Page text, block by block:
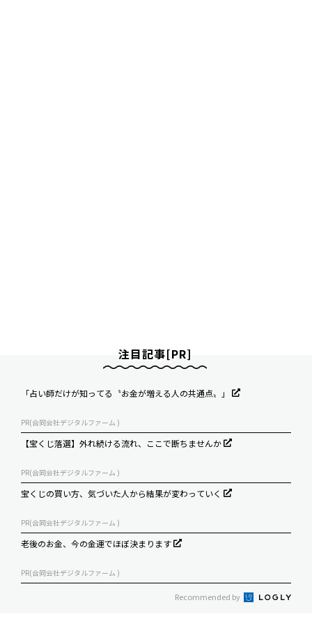
注目記事[PR]
「占い師だけが知ってる〝お金が増える人の共通点〟」
PR(合同会社デジタルファーム )
【宝くじ落選】外れ続ける流れ、ここで断ちませんか
PR(合同会社デジタルファーム )
宝くじの買い方、気づいた人から結果が変わっていく
PR(合同会社デジタルファーム )
老後のお金、今の金運でほぼ決まります
PR(合同会社デジタルファーム )
Recommended by